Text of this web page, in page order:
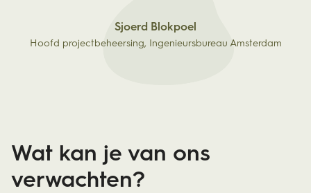
Sjoerd Blokpoel
Hoofd projectbeheersing, Ingenieursbureau Amsterdam
Wat kan je van ons
verwachten?